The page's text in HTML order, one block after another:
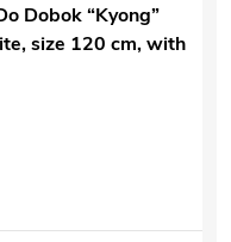
Dobok “Kyong”
size 120 cm, with